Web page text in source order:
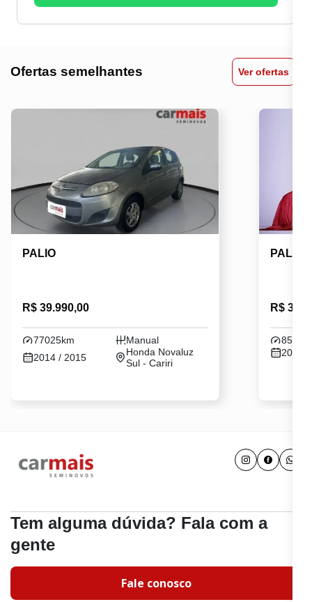
Ofertas semelhantes Ver ofertas
PALIO
R$ 39.990,00
77025km
Manual
2014 / 2015
Honda Novaluz
Sul - Cariri
PALIO
R$
2013 /
Tem alguma dúvida? Fala com a
gente
Fale conosco